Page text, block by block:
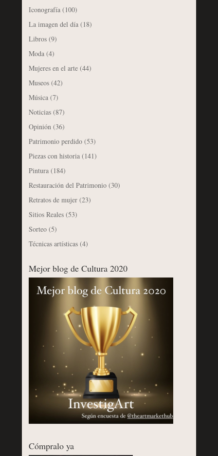
Iconografía(100)
La imagen del día(18)
Libros(9)
Moda(4)
Mujeres en el arte(44)
Museos(42)
Música(7)
Noticias(87)
Opinión (36)
Patrimonio perdido(53)
Piezas con historia(141)
Pintura(184)
Restauración del Patrimonio(30)
Retratos de mujer(23)
Sitios Reales(53)
Sorteo(5)
Técnicas artísticas(4)
Mejor blog de Cultura 2020
Cómpralo ya